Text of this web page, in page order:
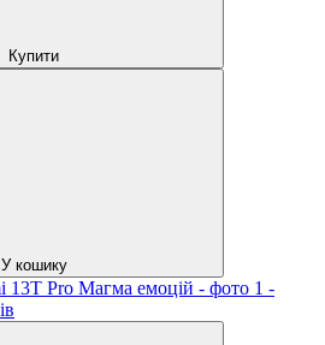
Купити
У кошику